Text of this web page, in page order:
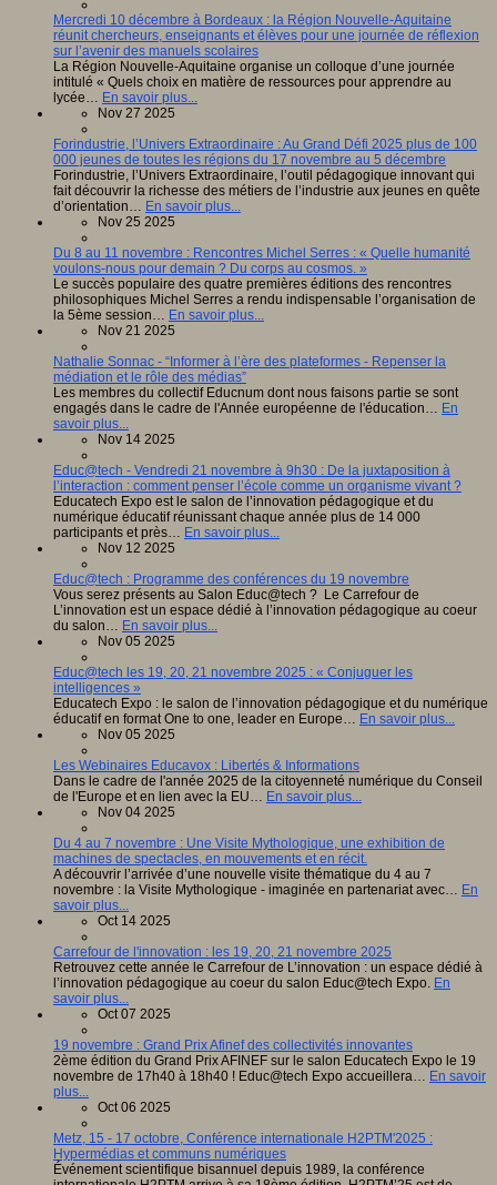
Mercredi 10 décembre à Bordeaux : la Région Nouvelle-Aquitaine
réunit chercheurs, enseignants et élèves pour une journée de réflexion
sur l’avenir des manuels scolaires
La Région Nouvelle-Aquitaine organise un colloque d’une journée
intitulé « Quels choix en matière de ressources pour apprendre au
lycée… En savoir plus...
Nov 27 2025
Forindustrie, l’Univers Extraordinaire : Au Grand Défi 2025 plus de 100
000 jeunes de toutes les régions du 17 novembre au 5 décembre
Forindustrie, l’Univers Extraordinaire, l’outil pédagogique innovant qui
fait découvrir la richesse des métiers de l’industrie aux jeunes en quête
d’orientation… En savoir plus...
Nov 25 2025
Du 8 au 11 novembre : Rencontres Michel Serres : « Quelle humanité
voulons-nous pour demain ? Du corps au cosmos. »
Le succès populaire des quatre premières éditions des rencontres
philosophiques Michel Serres a rendu indispensable l’organisation de
la 5ème session… En savoir plus...
Nov 21 2025
Nathalie Sonnac - “Informer à l’ère des plateformes - Repenser la
médiation et le rôle des médias”
Les membres du collectif Educnum dont nous faisons partie se sont
engagés dans le cadre de l'Année européenne de l'éducation… En
savoir plus...
Nov 14 2025
Educ@tech - Vendredi 21 novembre à 9h30 : De la juxtaposition à
l’interaction : comment penser l’école comme un organisme vivant ?
Educatech Expo est le salon de l’innovation pédagogique et du
numérique éducatif réunissant chaque année plus de 14 000
participants et près… En savoir plus...
Nov 12 2025
Educ@tech : Programme des conférences du 19 novembre
Vous serez présents au Salon Educ@tech ? Le Carrefour de
L’innovation est un espace dédié à l’innovation pédagogique au coeur
du salon… En savoir plus...
Nov 05 2025
Educ@tech les 19, 20, 21 novembre 2025 : « Conjuguer les
intelligences »
Educatech Expo : le salon de l’innovation pédagogique et du numérique
éducatif en format One to one, leader en Europe… En savoir plus...
Nov 05 2025
Les Webinaires Educavox : Libertés & Informations
Dans le cadre de l'année 2025 de la citoyenneté numérique du Conseil
de l'Europe et en lien avec la EU… En savoir plus...
Nov 04 2025
Du 4 au 7 novembre : Une Visite Mythologique, une exhibition de
machines de spectacles, en mouvements et en récit.
A découvrir l’arrivée d’une nouvelle visite thématique du 4 au 7
novembre : la Visite Mythologique - imaginée en partenariat avec… En
savoir plus...
Oct 14 2025
Carrefour de l'innovation : les 19, 20, 21 novembre 2025
Retrouvez cette année le Carrefour de L’innovation : un espace dédié à
l’innovation pédagogique au coeur du salon Educ@tech Expo. En
savoir plus...
Oct 07 2025
19 novembre : Grand Prix Afinef des collectivités innovantes
2ème édition du Grand Prix AFINEF sur le salon Educatech Expo le 19
novembre de 17h40 à 18h40 ! Educ@tech Expo accueillera… En savoir
plus...
Oct 06 2025
Metz, 15 - 17 octobre, Conférence internationale H2PTM'2025 :
Hypermédias et communs numériques
Événement scientifique bisannuel depuis 1989, la conférence